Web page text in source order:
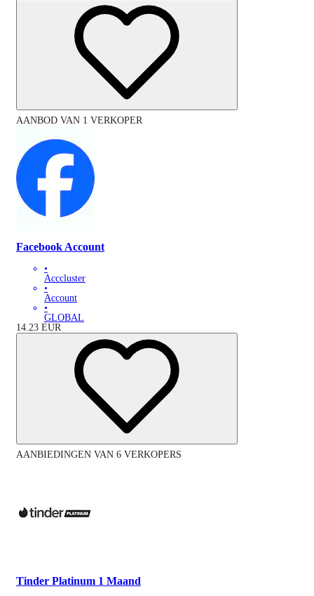
AANBOD VAN 1 VERKOPER
Facebook Account
•
Acccluster
•
Account
•
GLOBAL
14.23 EUR
AANBIEDINGEN VAN 6 VERKOPERS
Tinder Platinum 1 Maand